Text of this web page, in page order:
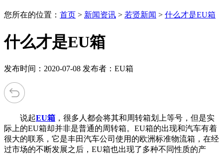
您所在的位置： 首页 > 新闻资讯 > 若贤新闻 > 什么才是EU箱
什么才是EU箱
发布时间：2020-07-08 发布者：EU箱
说起EU箱 ，很多人都会将其和周转箱划上等号，但是实
际上的EU箱却并非是普通的周转箱。EU箱的出现和汽车有着
很大的联系，它是丰田汽车公司使用的欧洲标准物流箱，在经
过市场的不断发展之后，EU箱也出现了多种不同性质的产